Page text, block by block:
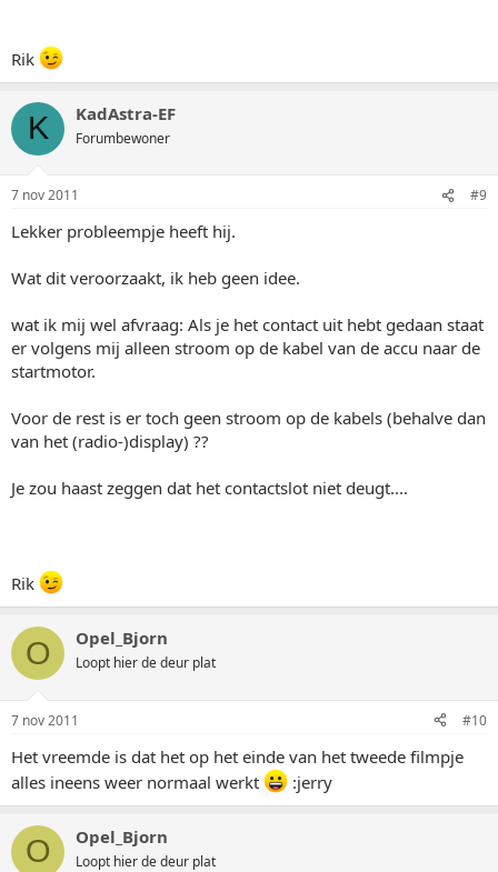
Rik
K KadAstra-EF
Forumbewoner
7 nov 2011 #9
Lekker probleempje heeft hij.
Wat dit veroorzaakt, ik heb geen idee.
wat ik mij wel afvraag: Als je het contact uit hebt gedaan staat
er volgens mij alleen stroom op de kabel van de accu naar de
startmotor.
Voor de rest is er toch geen stroom op de kabels (behalve dan
van het (radio-)display) ??
Je zou haast zeggen dat het contactslot niet deugt....
Rik
O Opel_Bjorn
Loopt hier de deur plat
7 nov 2011 #10
Het vreemde is dat het op het einde van het tweede filmpje
alles ineens weer normaal werkt
:jerry
O Opel_Bjorn
Loopt hier de deur plat